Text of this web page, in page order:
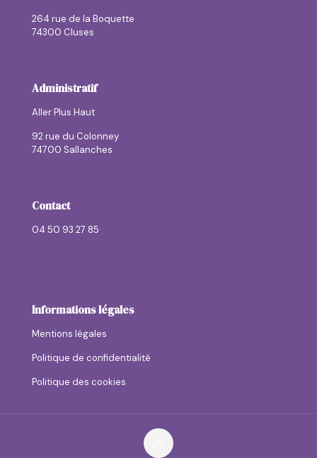
264 rue de la Boquette
74300 Cluses
Administratif
Aller Plus Haut
92 rue du Colonney
74700 Sallanches
Contact
04 50 93 27 85
Informations légales
Mentions légales
Politique de confidentialité
Politique des cookies